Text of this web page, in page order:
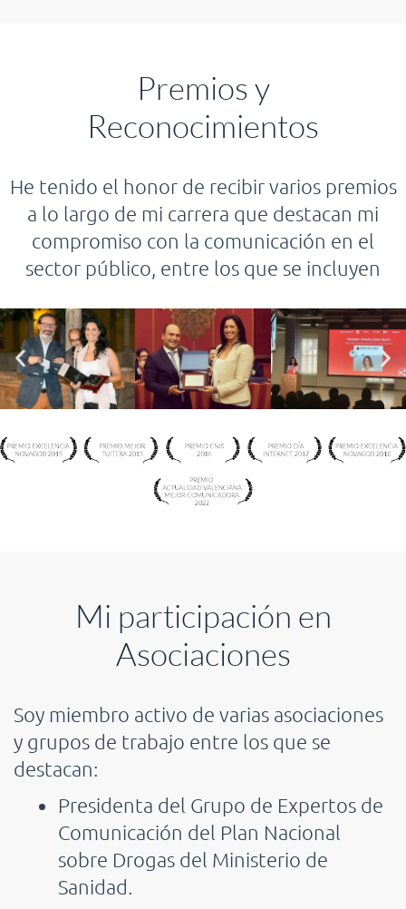
Premios y
Reconocimientos
He tenido el honor de recibir varios premios
a lo largo de mi carrera que destacan mi
compromiso con la comunicación en el
sector público, entre los que se incluyen
Mi participación en
Asociaciones
Soy miembro activo de varias asociaciones
y grupos de trabajo entre los que se
destacan:
Presidenta del Grupo de Expertos de
Comunicación del Plan Nacional
sobre Drogas del Ministerio de
Sanidad.